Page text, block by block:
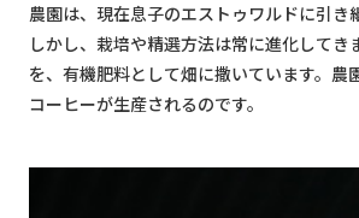
農園は、現在息子のエストゥワルドに引き
しかし、栽培や精選方法は常に進化して
を、有機肥料として畑に撒いています。
コーヒーが生産されるのです。